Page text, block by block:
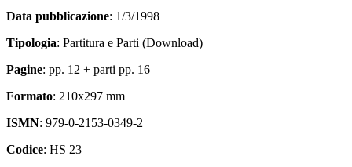
Data pubblicazione: 1/3/1998
Tipologia: Partitura e Parti (Download)
Pagine: pp. 12 + parti pp. 16
Formato: 210x297 mm
ISMN: 979-0-2153-0349-2
Codice: HS 23